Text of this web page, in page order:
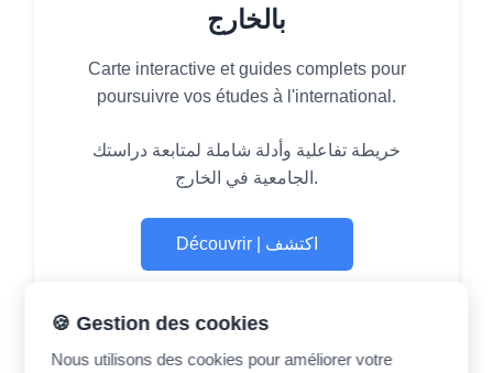
بالخارج
Carte interactive et guides complets pour
poursuivre vos études à l'international.
خريطة تفاعلية وأدلة شاملة لمتابعة دراستك
الجامعية في الخارج.
Découvrir | اكتشف
🍪 Gestion des cookies
Nous utilisons des cookies pour améliorer votre